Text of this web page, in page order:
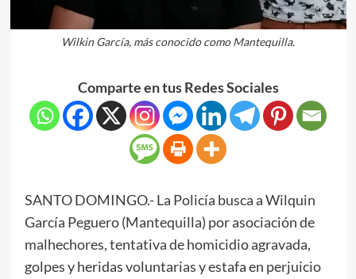
Wilkin García, más conocido como Mantequilla.
Comparte en tus Redes Sociales
SANTO DOMINGO.- La Policía busca a Wilquin
García Peguero (Mantequilla) por asociación de
malhechores, tentativa de homicidio agravada,
golpes y heridas voluntarias y estafa en perjuicio